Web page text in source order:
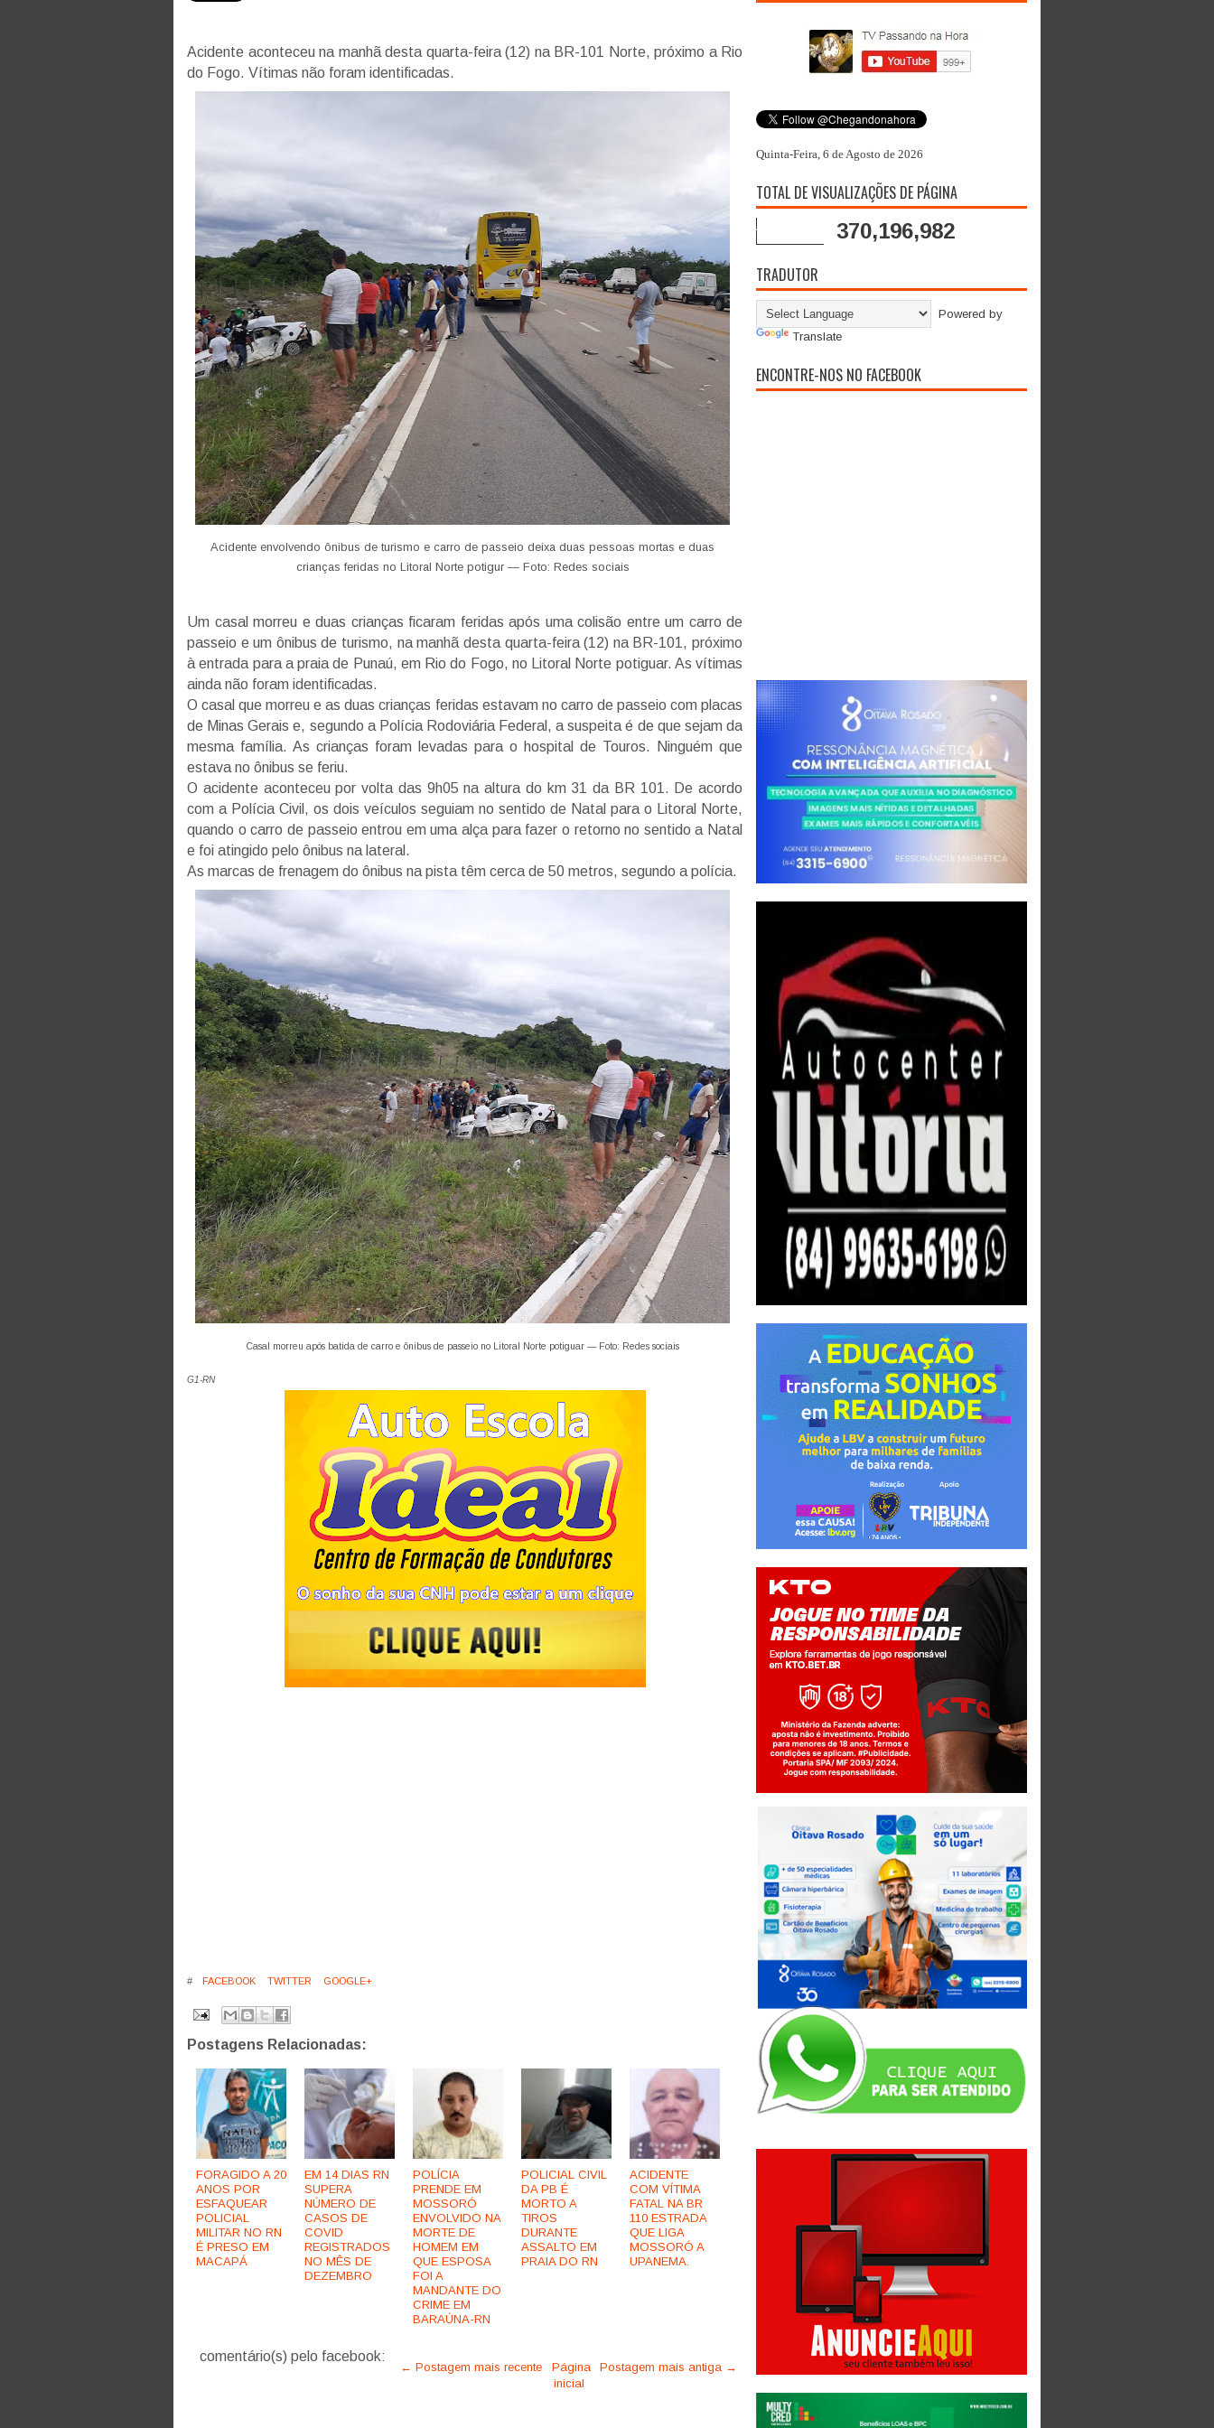
Acidente aconteceu na manhã desta quarta-feira (12) na BR-101 Norte, próximo a Rio
do Fogo. Vítimas não foram identificadas.
Acidente envolvendo ônibus de turismo e carro de passeio deixa duas pessoas mortas e duas
crianças feridas no Litoral Norte potigur — Foto: Redes sociais
Um casal morreu e duas crianças ficaram feridas após uma colisão entre um carro de
passeio e um ônibus de turismo, na manhã desta quarta-feira (12) na BR-101, próximo
à entrada para a praia de Punaú, em Rio do Fogo, no Litoral Norte potiguar. As vítimas
ainda não foram identificadas.
O casal que morreu e as duas crianças feridas estavam no carro de passeio com placas
de Minas Gerais e, segundo a Polícia Rodoviária Federal, a suspeita é de que sejam da
mesma família. As crianças foram levadas para o hospital de Touros. Ninguém que
estava no ônibus se feriu.
O acidente aconteceu por volta das 9h05 na altura do km 31 da BR 101. De acordo
com a Polícia Civil, os dois veículos seguiam no sentido de Natal para o Litoral Norte,
quando o carro de passeio entrou em uma alça para fazer o retorno no sentido a Natal
e foi atingido pelo ônibus na lateral.
As marcas de frenagem do ônibus na pista têm cerca de 50 metros, segundo a polícia.
Casal morreu após batida de carro e ônibus de passeio no Litoral Norte potiguar — Foto: Redes sociais
G1-RN
# FACEBOOK TWITTER GOOGLE+
Postagens Relacionadas:
FORAGIDO A 20
ANOS POR
ESFAQUEAR
POLICIAL
MILITAR NO RN
É PRESO EM
MACAPÁ
EM 14 DIAS RN
SUPERA
NÚMERO DE
CASOS DE
COVID
REGISTRADOS
NO MÊS DE
DEZEMBRO
POLÍCIA
PRENDE EM
MOSSORÓ
ENVOLVIDO NA
MORTE DE
HOMEM EM
QUE ESPOSA
FOI A
MANDANTE DO
CRIME EM
BARAÚNA-RN
POLICIAL CIVIL
DA PB É
MORTO A
TIROS
DURANTE
ASSALTO EM
PRAIA DO RN
ACIDENTE
COM VÍTIMA
FATAL NA BR
110 ESTRADA
QUE LIGA
MOSSORÓ A
UPANEMA.
comentário(s) pelo facebook:
← Postagem mais recente Postagem mais antiga →
Página
inicial
Quinta-Feira, 6 de Agosto de 2026
TOTAL DE VISUALIZAÇÕES DE PÁGINA
370,196,982
TRADUTOR
Powered by
Translate
ENCONTRE-NOS NO FACEBOOK
Jogue com responsabilidade. 18+